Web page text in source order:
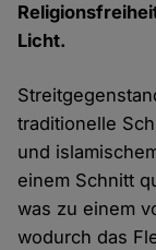
Licht.
traditionelle
und
einem Schnitt
was zu einem
wodurch das